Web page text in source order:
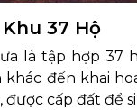
37 Hộ
là tập hợp 37
khác đến khai
được cấp đất để